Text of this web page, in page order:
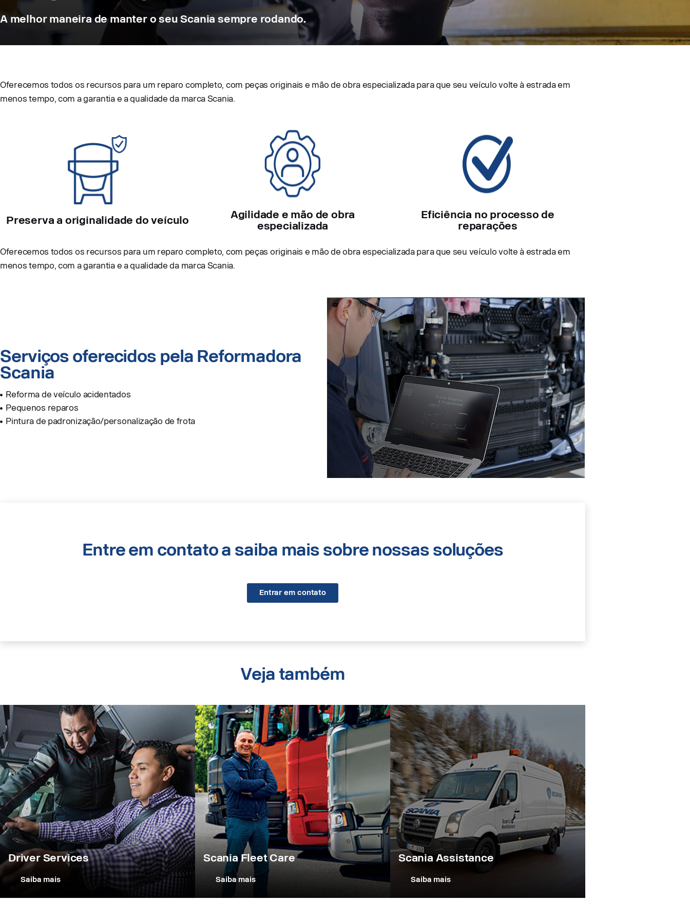
A melhor maneira de manter o seu Scania sempre rodando.
Oferecemos todos os recursos para um reparo completo, com peças originais e mão de obra especializada para que seu veículo volte à estrada em
menos tempo, com a garantia e a qualidade da marca Scania.
Preserva a originalidade do veículo
Agilidade e mão de obra
especializada
Eficiência no processo de
reparações
Oferecemos todos os recursos para um reparo completo, com peças originais e mão de obra especializada para que seu veículo volte à estrada em
menos tempo, com a garantia e a qualidade da marca Scania.
Serviços oferecidos pela Reformadora
Scania
Reforma de veículo acidentados
Pequenos reparos
Pintura de padronização/personalização de frota
Entre em contato a saiba mais sobre nossas soluções
Entrar em contato
Veja também
Driver Services
Saiba mais
Scania Fleet Care
Saiba mais
Scania Assistance
Saiba mais